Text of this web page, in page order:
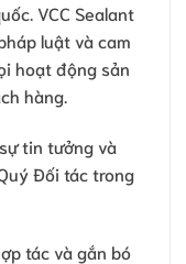
VCC Sealant
luật và cam
hoạt động sản
hàng.
tin tưởng và
Đối tác trong
tác và gắn bó